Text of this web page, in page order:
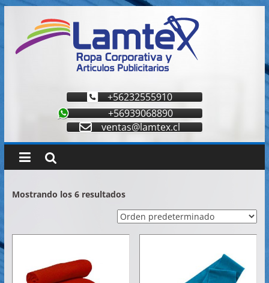
contenido
Lamtex
Corporativa
de
Trabajo
Seguridad
y
Artículos
+56232555910
+56939068890
ventas@lamtex.cl
Mostrando los 6 resultados